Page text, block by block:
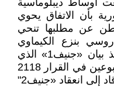
في 14 أيلول2013 أبلغت أوساط ديبلوماسية
بأن الاتفاق يحوي
عن مطلبها تنحي
بنزع الكيماوي
السوري وضمان روسي ثان بتنفيذ بيان «جنيف1» الذي
جرى تضمينه بنصه الكامل بعد أسبوعين في القرار 2118
الدولي الخاص بالكيماوي، وهو ما قاد إلى انعقاد «جنيف2"